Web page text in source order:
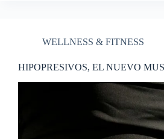
WELLNESS & FITNESS
HIPOPRESIVOS, EL NUEVO